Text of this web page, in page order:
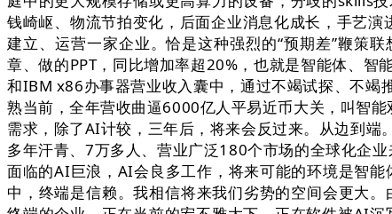
钱崎岖、物流节拍变化，后面企业消息化成长，手艺
建立、运营一家企业。恰是这种强烈的“预期差”鞭策
章、做的PPT，同比增加率超20%，也就是智能体、
和IBM x86办事器营业收入囊中，通过不竭试探、不竭
熟当前，全年营收曲逼6000亿人平易近币大关，叫智
需求，除了AI计较，三年后，将来会反过来。从边到
多年汗青、7万多人、营业广泛180个市场的全球化企
面临的AI巨浪，AI会良多工作，将来可能的环境是智
中，终端是信赖。我相信将来我们劣势的空间会更大